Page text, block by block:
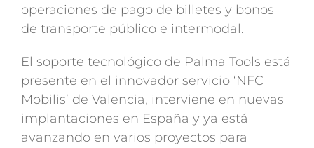
operaciones de pago de billetes y bonos
de transporte público e intermodal.
El soporte tecnológico de Palma Tools está
presente en el innovador servicio ‘NFC
Mobilis’ de Valencia, interviene en nuevas
implantaciones en España y ya está
avanzando en varios proyectos para